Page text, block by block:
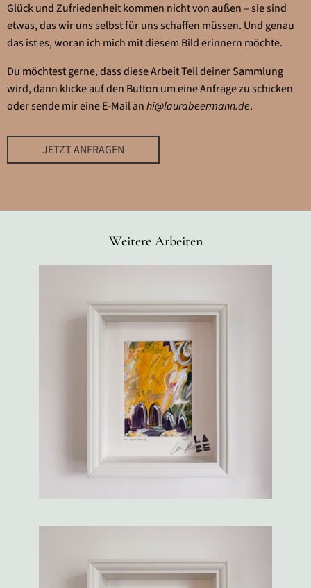
Glück und Zufriedenheit kommen nicht von außen – sie sind
etwas, das wir uns selbst für uns schaffen müssen. Und genau
das ist es, woran ich mich mit diesem Bild erinnern möchte.
Du möchtest gerne, dass diese Arbeit Teil deiner Sammlung
wird, dann klicke auf den Button um eine Anfrage zu schicken
oder sende mir eine E-Mail anhi@laurabeermann.de.
JETZT ANFRAGEN
Weitere Arbeiten